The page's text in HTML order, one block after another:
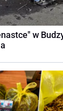
w